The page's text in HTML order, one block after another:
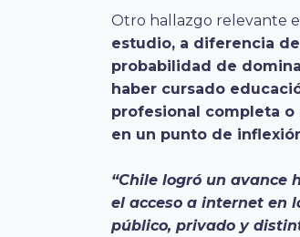
Otro hallazgo relevante
estudio, a diferencia
probabilidad de
haber cursado
profesional completa
en un punto de
“Chile logró un avance
el acceso a internet en
público, privado y